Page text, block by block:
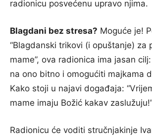
radionicu posvećenu upravo njima.
Blagdani bez stresa? Moguće je!
“Blagdanski trikovi (i opuštanje) za
mame”, ova radionica ima jasan
na ono bitno i omogućiti majkama
Kako stoji u najavi događaja:
mame imaju Božić kakav
Radionicu će voditi stručnjakinje